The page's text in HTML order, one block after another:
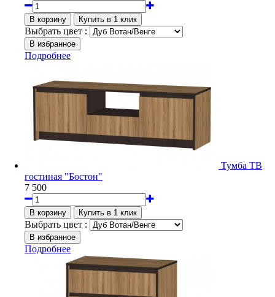
Выбрать цвет :
Подробнее
Тумба ТВ
гостиная "Бостон"
7 500
Выбрать цвет :
Подробнее